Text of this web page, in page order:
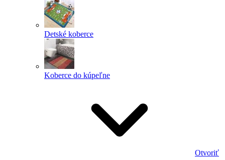
Detské koberce
Koberce do kúpeľne
Otvoriť